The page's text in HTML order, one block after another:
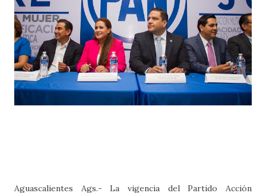
Aguascalientes Ags.- La vigencia del Partido Acción